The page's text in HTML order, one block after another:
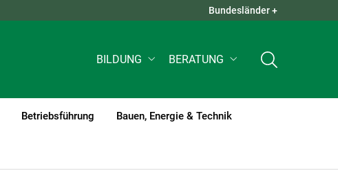
QUICK LINKS +
Bundesländer +
BILDUNG BERATUNG
Betriebsführung Bauen, Energie & Technik